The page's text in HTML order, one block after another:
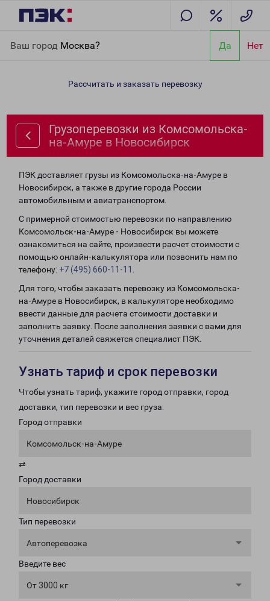
Ваш город Москва? Да Нет
Амуре в Новосибирск
Рассчитать и заказать перевозку
Грузоперевозки из Комсомольска-
на-Амуре в Новосибирск
ПЭК доставляет грузы из Комсомольска-на-Амуре в
Новосибирск, а также в другие города России
автомобильным и авиатранспортом.
С примерной стоимостью перевозки по направлению
Комсомольск-на-Амуре - Новосибирск вы можете
ознакомиться на сайте, произвести расчет стоимости с
помощью онлайн-калькулятора или позвонить нам по
телефону: +7 (495) 660-11-11
Для того, чтобы заказать перевозку из Комсомольска-
на-Амуре в Новосибирск, в калькуляторе необходимо
ввести данные для расчета стоимости доставки и
заполнить заявку. После заполнения заявки с вами для
уточнения деталей свяжется специалист ПЭК.
Узнать тариф и срок перевозки
Чтобы узнать тариф, укажите город отправки, город
доставки, тип перевозки и вес груза.
Город отправки
Комсомольск-на-Амуре
⇄
Город доставки
Новосибирск
Тип перевозки
Автоперевозка
Введите вес
От 3000 кг